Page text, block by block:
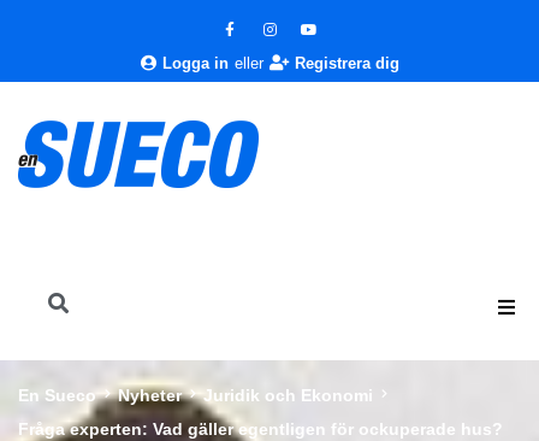
Logga in eller Registrera dig
En Sueco Nyheter
Juridik och Ekonomi
Fråga experten: Vad gäller egentligen för ockuperade hus?